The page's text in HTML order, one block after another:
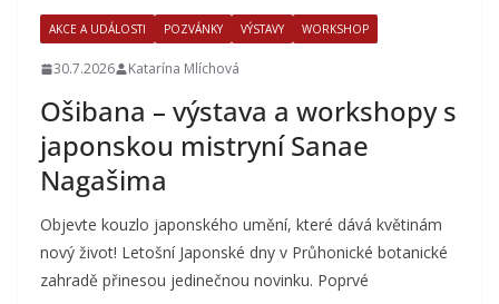
AKCE A UDÁLOSTI POZVÁNKY VÝSTAVY WORKSHOP
30.7.2026 Katarína Mlíchová
Ošibana – výstava a workshopy s
japonskou mistryní Sanae
Nagašima
Objevte kouzlo japonského umění, které dává květinám
nový život! Letošní Japonské dny v Průhonické botanické
zahradě přinesou jedinečnou novinku. Poprvé